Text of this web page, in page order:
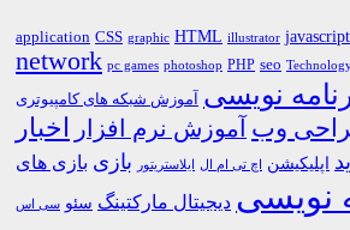
application CSS graphic HTML illustrator javascript
network pc games photoshop PHP seo
نویسی آموزش شبکه های کامپیوتری
وب آموزش نرم افزار اخبار
اپلیکیشن اچ تی ام ال ایلاستریتور بازی بازی های
نویسی دیجیتال مارکتینگ سئو سی اس